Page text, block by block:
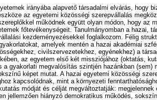
irányába alapvető társadalmi elvárás, hogy
az egyetemi közösségi szerepvállalás
működnek együtt olyan módon, hogy az
főtevékenységeit. Tanulmányomban a hazai,
kezdeményezésekkel foglalkozom. Félig
amelyek mentén a hazai akadémiai
civilszervezetekhez, egyénekhez) a
az egyetem első két missziójához (oktatás,
a gyakorlati megvalósítás szintjén hazánkban (sem)
képet mutat. A hazai egyetemi közösségi
kapcsolódnak, mint a környezeti
módját és célját megváltoztatják:
jellemzően hiányzó demokratikus működés,